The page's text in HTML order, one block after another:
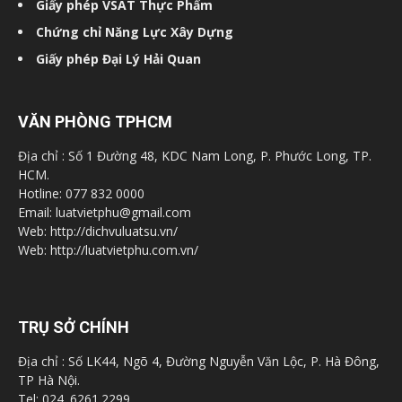
Giấy phép VSAT Thực Phẩm
Chứng chỉ Năng Lực Xây Dựng
Giấy phép Đại Lý Hải Quan
VĂN PHÒNG TPHCM
Địa chỉ : Số 1 Đường 48, KDC Nam Long, P. Phước Long, TP.
HCM.
Hotline: 077 832 0000
Email: luatvietphu@gmail.com
Web: http://dichvuluatsu.vn/
Web: http://luatvietphu.com.vn/
TRỤ SỞ CHÍNH
Địa chỉ : Số LK44, Ngõ 4, Đường Nguyễn Văn Lộc, P. Hà Đông,
TP Hà Nội.